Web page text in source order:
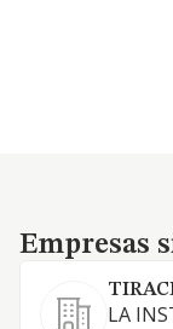
Empresas
Empresas
LA